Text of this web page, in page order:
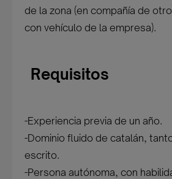
de la zona (en compañía de
con vehículo de la empresa).
Requisitos
-Experiencia previa de un año.
-Dominio fluido de catalán,
escrito.
-Persona autónoma, con